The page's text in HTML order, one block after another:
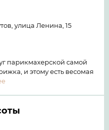
улица Ленина, 15
парикмахерской самой
и этому есть весомая